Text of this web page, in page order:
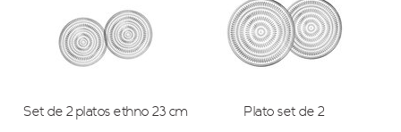
Set de 2 platos ethno 23 cm Plato set de 2